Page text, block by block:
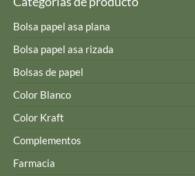
Bolsa papel asa plana
Bolsa papel asa rizada
Bolsas de papel
Color Blanco
Color Kraft
Complementos
Farmacia